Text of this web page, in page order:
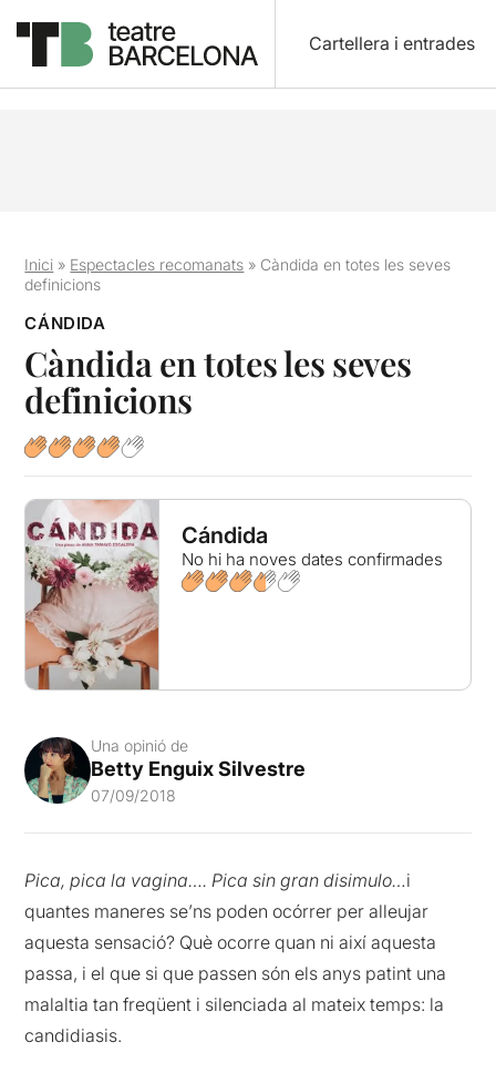
Cartellera i entrades
Inici » Espectacles recomanats » Càndida en totes les seves
definicions
CÁNDIDA
Càndida en totes les seves
definicions
Cándida
No hi ha noves dates confirmades
Una opinió de
Betty Enguix Silvestre
07/09/2018
Pica, pica la vagina…. Pica sin gran disimulo…i
quantes maneres se’ns poden ocórrer per alleujar
aquesta sensació? Què ocorre quan ni així aquesta
passa, i el que si que passen són els anys patint una
malaltia tan freqüent i silenciada al mateix temps: la
candidiasis.